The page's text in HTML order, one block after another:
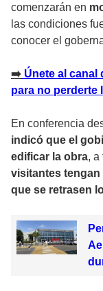
comenzarán en
las condiciones
conocer el
➡️ Únete al canal
para no perderte
En conferencia
indicó que el
edificar la obra, a
visitantes tengan
que se retrasen